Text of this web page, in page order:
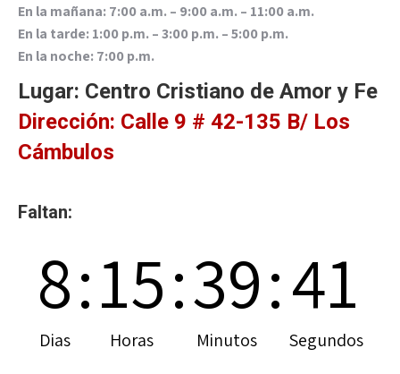
En la mañana: 7:00 a.m. – 9:00 a.m. – 11:00 a.m.
En la tarde: 1:00 p.m. – 3:00 p.m. – 5:00 p.m.
En la noche: 7:00 p.m.
Lugar: Centro Cristiano de Amor y Fe
Dirección: Calle 9 # 42-135 B/ Los
Cámbulos
Faltan:
8
Dias
:15
Horas
:39
Minutos
:41
Segundos